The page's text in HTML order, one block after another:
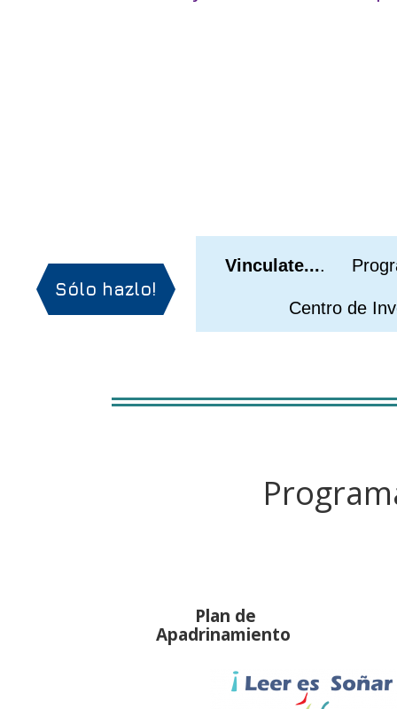
Plan de
Apadrinamiento
Vinculate....
Centro de
Sólo hazlo!